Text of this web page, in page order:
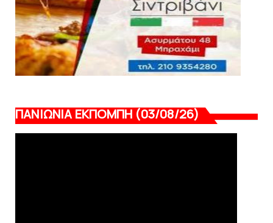
ΠΑΝΙΩΝΙΑ ΕΚΠΟΜΠΗ (03/08/26)